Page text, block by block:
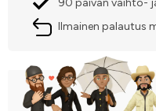
Ilmainen palautus